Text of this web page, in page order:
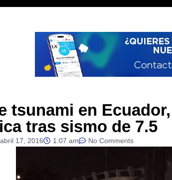
tsunami en
tras sismo de 7.5
abril 17, 2016 1:07 am No Comments